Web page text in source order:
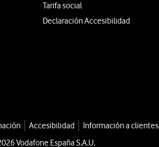
Tarifa social
Declaración Accesibilidad
Accesibilidad Información a clientes
Vodafone España S.A.U.